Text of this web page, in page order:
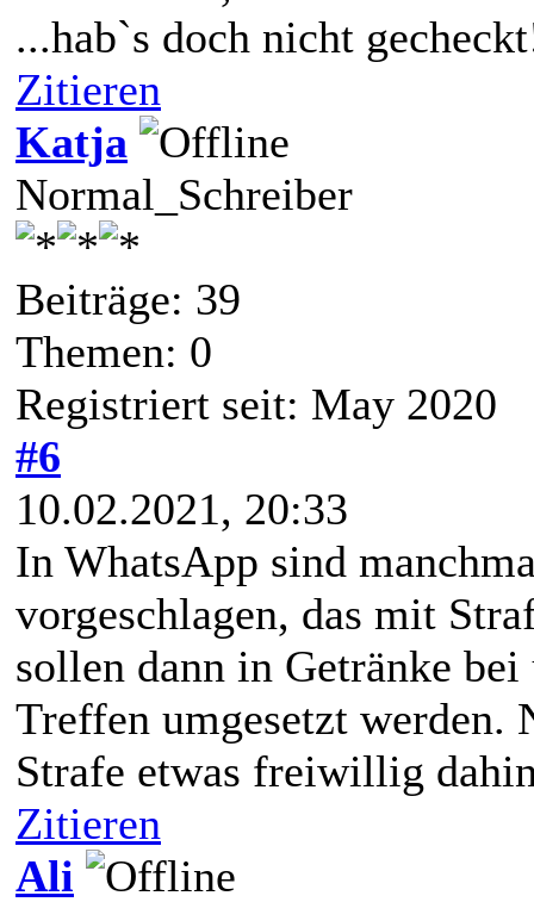
...hab`s doch nicht
Zitieren
Katja
Normal_Schreiber
Beiträge: 39
Themen: 0
Registriert seit: May 2020
#6
10.02.2021, 20:33
In WhatsApp sind
vorgeschlagen, das mit
sollen dann in Getränke bei
Treffen umgesetzt werden.
Strafe etwas freiwillig
Zitieren
Ali